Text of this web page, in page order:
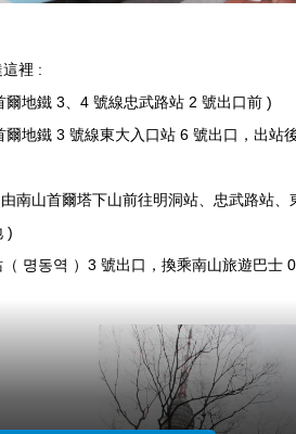
裡 :
地鐵 3、4 號線忠武路站 2 號出口前 )
地鐵 3 號線東大入口站 6 號出口，出站
南山首爾塔下山前往明洞站、忠武路站、
)
명동역 ）3 號出口，換乘南山旅遊巴士